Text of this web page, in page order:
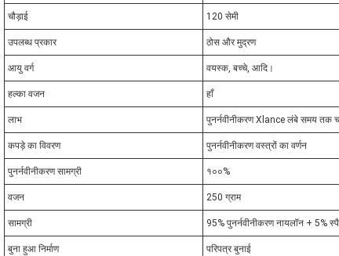
चौड़ाई 120 सेमी
उपलब्ध प्रकार ठोस और मुद्रण
आयु वर्ग वयस्क, बच्चे, आदि।
हल्का वजन हाँ
लाभ पुनर्नवीनीकरण Xlance लंबे समय तक
कपड़े का विवरण पुनर्नवीनीकरण वस्त्रों का वर्णन
पुनर्नवीनीकरण सामग्री १००%
वजन 250 ग्राम
सामग्री 95% पुनर्नवीनीकरण नायलॉन + 5%
बुना हुआ निर्माण परिपत्र बुनाई